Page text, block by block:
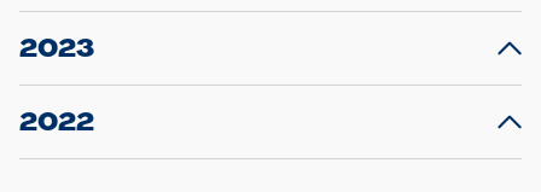
10.12.2024
Großprojekt S5: Sperrung der Bahnstraße in
2023
20.12.2023
Schleswig-Holstein verlängert den
2022
22.12.2022